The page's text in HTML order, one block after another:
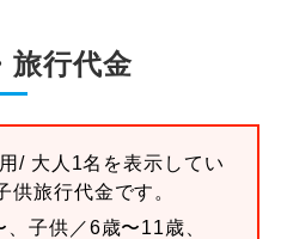
旅行代金
/ 大人1名を表示してい
旅行代金です。
子供／6歳〜11歳、